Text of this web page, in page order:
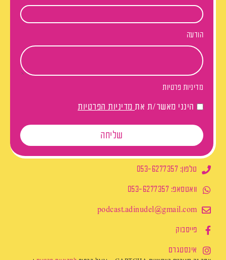
הודעה
מדיניות פרטיות
הינני מאשר/ת את מדיניות הפרטיות
שליחה
טלפון: 053-6277357
וואטסאפ: 053-6277357
podcast.adinudel@gmail.com​
פייסבוק
אינסטגרם